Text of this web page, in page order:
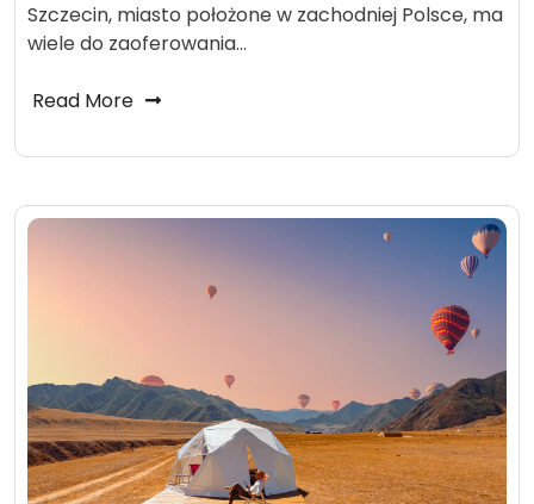
Szczecin, miasto położone w zachodniej Polsce, ma
wiele do zaoferowania…
Read More